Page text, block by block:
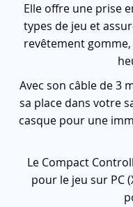
Elle offre une prise
types de jeu et
revêtement
Avec son câble de 3
sa place dans votre
casque pour une
Le Compact
pour le jeu sur PC